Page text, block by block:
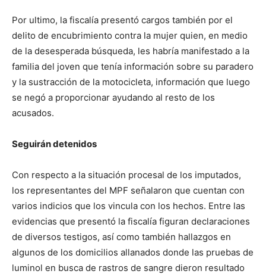
Por ultimo, la fiscalía presentó cargos también por el
delito de encubrimiento contra la mujer quien, en medio
de la desesperada búsqueda, les habría manifestado a la
familia del joven que tenía información sobre su paradero
y la sustracción de la motocicleta, información que luego
se negó a proporcionar ayudando al resto de los
acusados.
Seguirán detenidos
Con respecto a la situación procesal de los imputados,
los representantes del MPF señalaron que cuentan con
varios indicios que los vincula con los hechos. Entre las
evidencias que presentó la fiscalía figuran declaraciones
de diversos testigos, así como también hallazgos en
algunos de los domicilios allanados donde las pruebas de
luminol en busca de rastros de sangre dieron resultado